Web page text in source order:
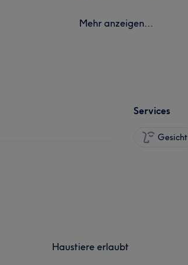
Mehr anzeigen...
Services
Gesicht
Haustiere erlaubt